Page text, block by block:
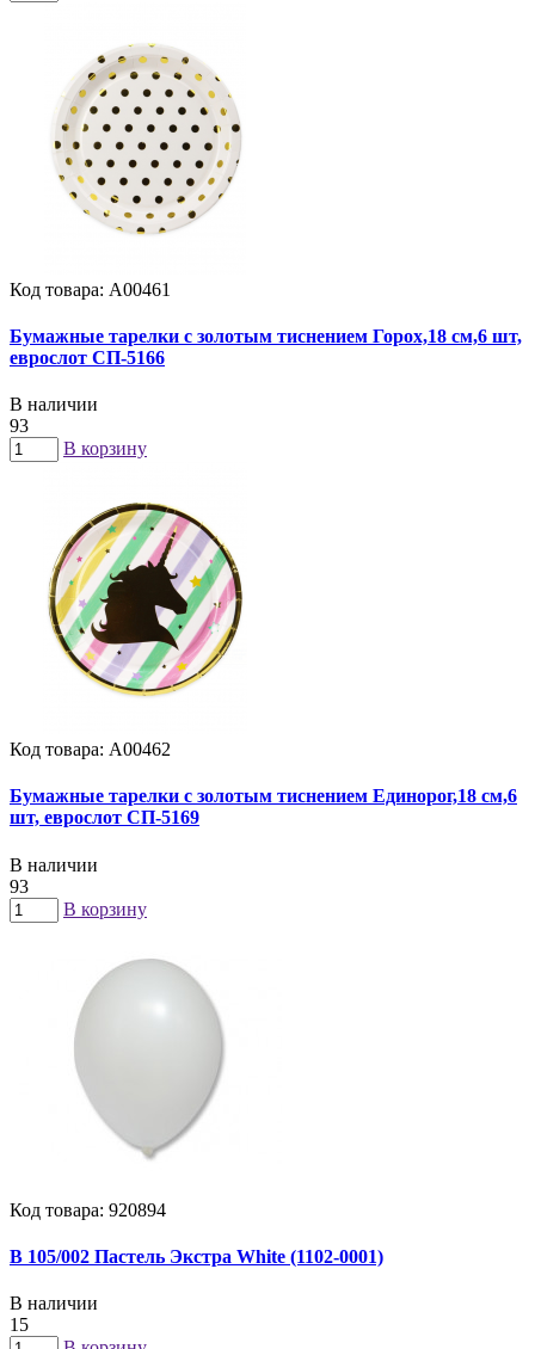
Код товара: А00461
Бумажные тарелки с золотым тиснением Горох,18 см,6 шт,
еврослот СП-5166
В наличии
93
В корзину
Код товара: А00462
Бумажные тарелки с золотым тиснением Единорог,18 см,6
шт, еврослот СП-5169
В наличии
93
В корзину
Код товара: 920894
В 105/002 Пастель Экстра White (1102-0001)
В наличии
15